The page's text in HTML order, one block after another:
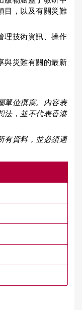
目，以及有關災難
理技術資訊、操作
與災難有關的最新
單位撰寫。內容表
法，並不代表香港
有資料，並必須適